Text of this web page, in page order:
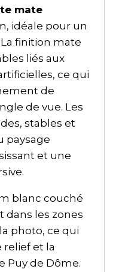
mate
idéale pour un
finition mate
liés aux
ce qui
de
de vue. Les
stables et
paysage
et une
blanc couché
les zones
photo, ce qui
relief et la
Puy de Dôme.